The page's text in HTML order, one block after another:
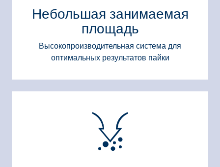
Небольшая занимаемая
площадь
Высокопроизводительная система для
оптимальных результатов пайки